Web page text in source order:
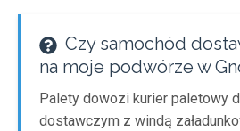
Czy samochód
na moje podwórze w
Palety dowozi kurier paletowy
dostawczym z windą